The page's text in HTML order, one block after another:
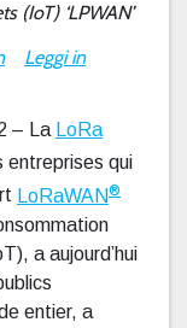
(IoT) ‘LPWAN’
Leggiin
– La LoRa
entreprises qui
LoRaWAN®
a aujourd’hui
entier, a